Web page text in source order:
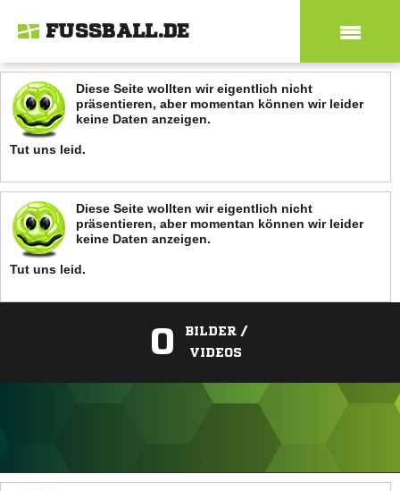
FUSSBALL.DE
Diese Seite wollten wir eigentlich nicht
präsentieren, aber momentan können wir leider
keine Daten anzeigen.
Tut uns leid.
Diese Seite wollten wir eigentlich nicht
präsentieren, aber momentan können wir leider
keine Daten anzeigen.
Tut uns leid.
0
BILDER /
VIDEOS
ANZEIGE